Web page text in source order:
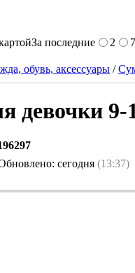
За последние 2 7
обувь, аксессуары /
девочки 9-
сегодня (13:37)